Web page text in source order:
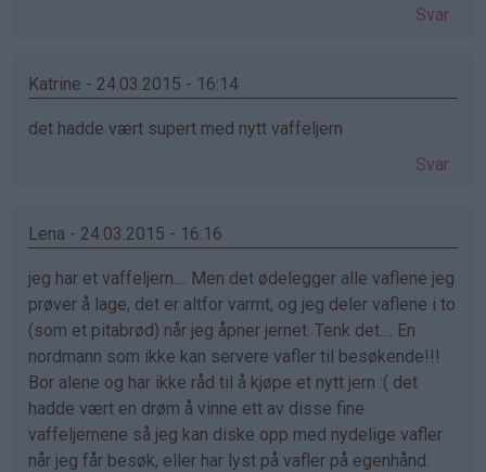
Svar
Katrine - 24.03.2015 - 16:14
det hadde vært supert med nytt vaffeljern
Svar
Lena - 24.03.2015 - 16:16
jeg har et vaffeljern.... Men det ødelegger alle vaflene jeg
prøver å lage, det er altfor varmt, og jeg deler vaflene i to
(som et pitabrød) når jeg åpner jernet. Tenk det.... En
nordmann som ikke kan servere vafler til besøkende!!!
Bor alene og har ikke råd til å kjøpe et nytt jern :( det
hadde vært en drøm å vinne ett av disse fine
vaffeljernene så jeg kan diske opp med nydelige vafler
når jeg får besøk, eller har lyst på vafler på egenhånd.